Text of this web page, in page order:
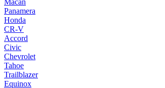
Macan
Panamera
Honda
CR-V
Accord
Civic
Chevrolet
Tahoe
Trailblazer
Equinox